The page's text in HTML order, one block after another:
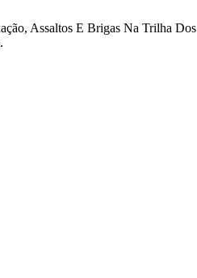
Assaltos E Brigas Na Trilha